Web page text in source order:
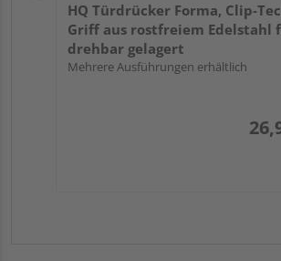
HQ Türdrücker Forma, Clip-
Griff aus rostfreiem Edelstahl
drehbar gelagert
Mehrere Ausführungen erhältlich